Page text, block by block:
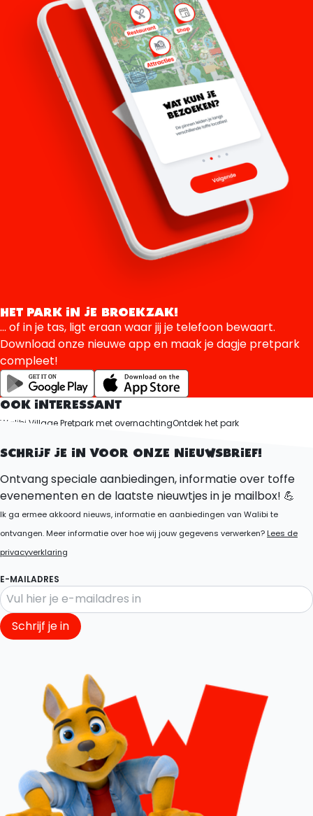
HET PARK IN JE BROEKZAK!
... of in je tas, ligt eraan waar jij je telefoon bewaart.
Download onze nieuwe app en maak je dagje pretpark
compleet!
OOK INTERESSANT
Walibi Village Pretpark met overnachtingOntdek het park
SCHRIJF JE IN VOOR ONZE NIEUWSBRIEF!
Ontvang speciale aanbiedingen, informatie over toffe
evenementen en de laatste nieuwtjes in je mailbox! 💪
Ik ga ermee akkoord nieuws, informatie en aanbiedingen van Walibi te
ontvangen. Meer informatie over hoe wij jouw gegevens verwerken?Lees de
privacyverklaring
E-MAILADRES
Schrijf je in